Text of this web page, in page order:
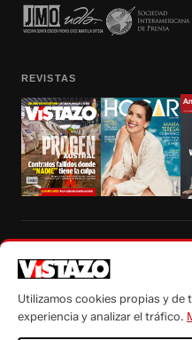
REVISTAS
autorización escrita de su titular, de
Utilizamos cookies propias y de
experiencia y analizar el tráfico.